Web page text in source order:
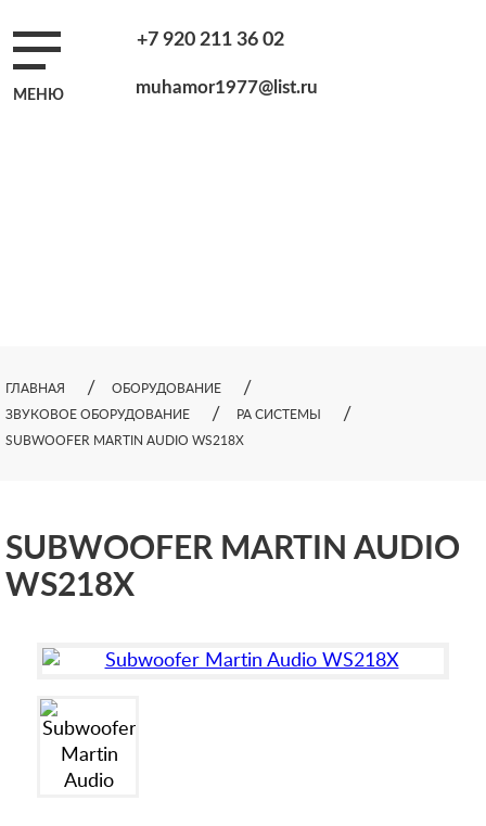
МЕНЮ
+7 920 211 36 02
muhamor1977@list.ru
ГЛАВНАЯ
ОБОРУДОВАНИЕ
ЗВУКОВОЕ ОБОРУДОВАНИЕ
РА СИСТЕМЫ
SUBWOOFER MARTIN AUDIO WS218X
SUBWOOFER MARTIN AUDIO
WS218X